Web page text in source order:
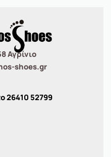
Αγρίνιο
shoes.gr
26410 52799